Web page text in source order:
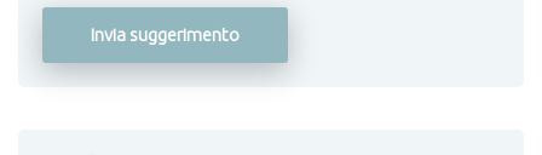
Invia suggerimento